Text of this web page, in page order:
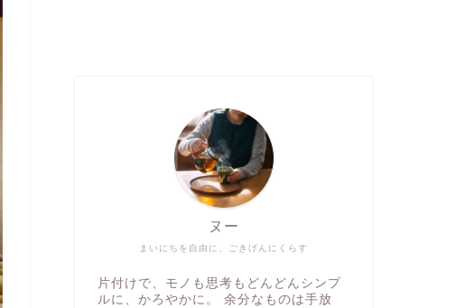
まいにちを自由に、ごきげんにくらす
ヌー
片付けで、モノも思考もどんどんシンプ
ルに、かろやかに。 余分なものは手放